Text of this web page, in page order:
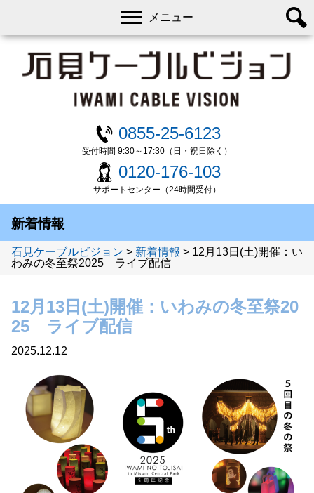
0855-25-6123
受付時間 9:30～17:30（日・祝日除く）
0120-176-103
サポートセンター（24時間受付）
メニュー
新着情報
石見ケーブルビジョン > 新着情報 > 12月13日(土)開催：い
わみの冬至祭2025 ライブ配信
12月13日(土)開催：いわみの冬至祭20
25 ライブ配信
2025.12.12